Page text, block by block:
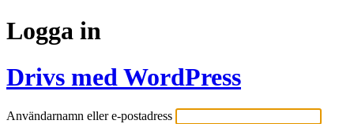
Logga in
Drivs med WordPress
Användarnamn eller e-postadress